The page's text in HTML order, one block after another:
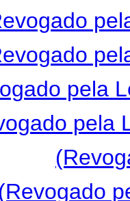
pela
pela
-
(Revogado